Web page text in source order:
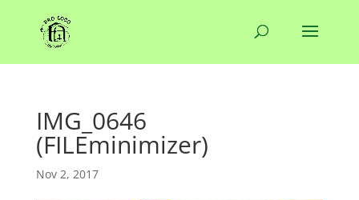
IMG_0646
(FILEminimizer)
Nov 2, 2017